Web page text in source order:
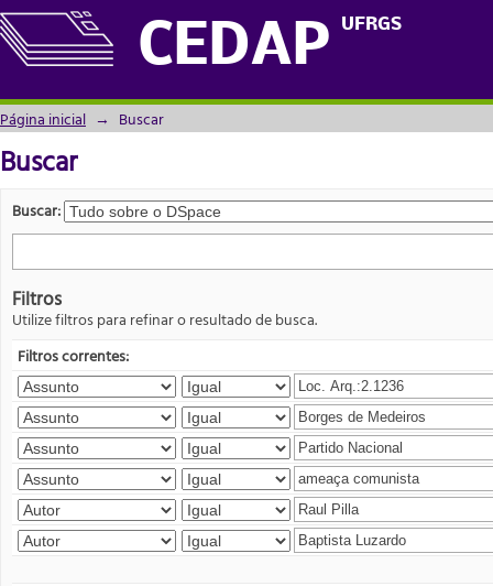
CEDAP UFRGS
Buscar
Página inicial → Buscar
Buscar
Buscar:
Filtros
Utilize filtros para refinar o resultado de busca.
Filtros correntes: